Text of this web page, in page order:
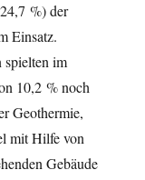
%) der
Einsatz.
spielten im
10,2 % noch
Geothermie,
mit Hilfe von
Gebäude